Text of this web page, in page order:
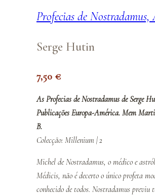
Profecias de Nostradamus,
Serge Hutin
7,50 €
As Profecias de Nostradamus de Serge
Publicações Europa-América. Mem
B.
Colecção: Millenium | 2
Michel de Nostradamus, o médico e
Médicis, não é decerto o único profeta
conhecido de todos. Nostradamus previu